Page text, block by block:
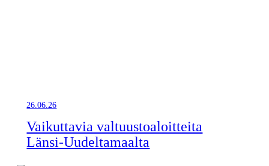
26.06.26
Vaikuttavia valtuustoaloitteita
Länsi-Uudeltamaalta